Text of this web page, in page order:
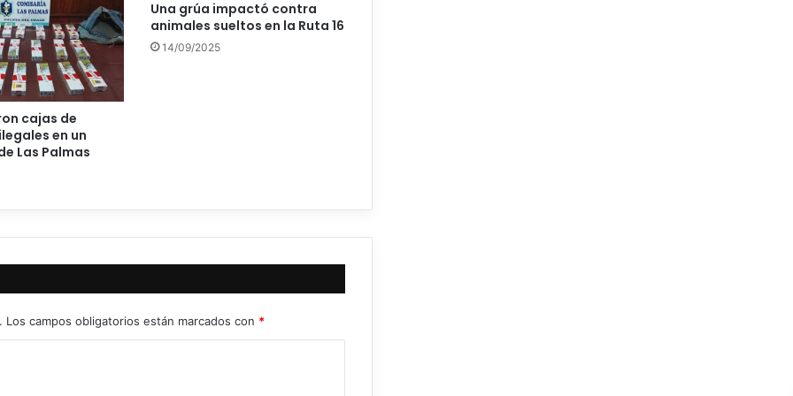
cajas de
en un
Las Palmas
Una grúa impactó contra
animales sueltos en la Ruta 16
14/09/2025
Los campos obligatorios están marcados con *